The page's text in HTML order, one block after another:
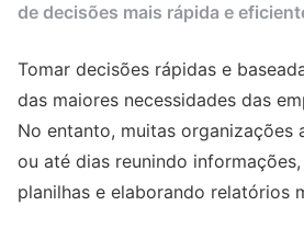
de decisões mais rápida e
Tomar decisões rápidas e
das maiores necessidades das
No entanto, muitas organizações
ou até dias reunindo
planilhas e elaborando relatórios